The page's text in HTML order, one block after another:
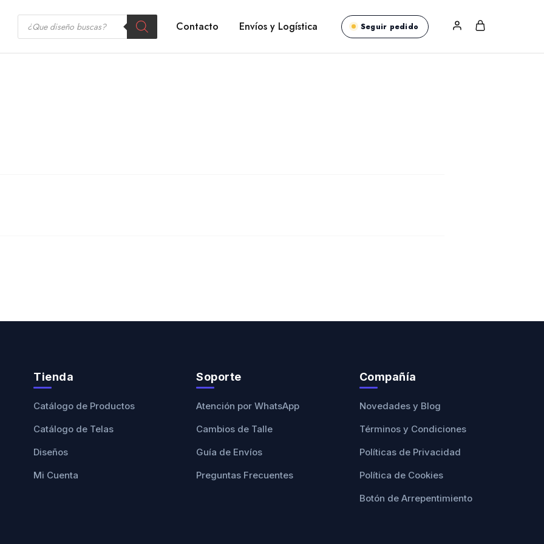
Contacto Envíos y Logística Seguir pedido
Tienda
Catálogo de Productos
Catálogo de Telas
Diseños
Mi Cuenta
Soporte
Atención por WhatsApp
Cambios de Talle
Guía de Envíos
Preguntas Frecuentes
Compañía
Novedades y Blog
Términos y Condiciones
Políticas de Privacidad
Política de Cookies
Botón de Arrepentimiento